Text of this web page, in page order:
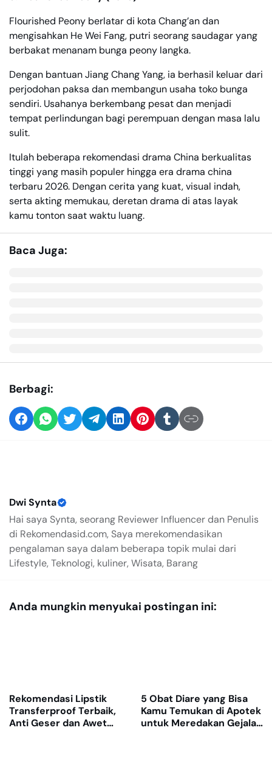
Flourished Peony berlatar di kota Chang’an dan
mengisahkan He Wei Fang, putri seorang saudagar yang
berbakat menanam bunga peony langka.
Dengan bantuan Jiang Chang Yang, ia berhasil keluar dari
perjodohan paksa dan membangun usaha toko bunga
sendiri. Usahanya berkembang pesat dan menjadi
tempat perlindungan bagi perempuan dengan masa lalu
sulit.
Itulah beberapa rekomendasi drama China berkualitas
tinggi yang masih populer hingga era drama china
terbaru 2026. Dengan cerita yang kuat, visual indah,
serta akting memukau, deretan drama di atas layak
kamu tonton saat waktu luang.
Baca Juga:
Berbagi:
Dwi Synta
Hai saya Synta, seorang Reviewer Influencer dan Penulis
di Rekomendasid.com, Saya merekomendasikan
pengalaman saya dalam beberapa topik mulai dari
Lifestyle, Teknologi, kuliner, Wisata, Barang
Anda mungkin menyukai postingan ini:
Rekomendasi Lipstik
Transferproof Terbaik,
Anti Geser dan Awet
5 Obat Diare yang Bisa
Kamu Temukan di Apotek
untuk Meredakan Gejala